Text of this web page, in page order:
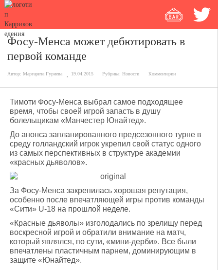
Фосу-Менса может дебютировать в
первой команде
Автор: Маргарита Гуриева 19.04.2015 Рубрика: Новости Комментарии
Тимоти Фосу-Менса выбрал самое подходящее
время, чтобы своей игрой запасть в душу
болельщикам «Манчестер Юнайтед».
До анонса запланированного предсезонного турне в
среду голландский игрок укрепил свой статус одного
из самых перспективных в структуре академии
«красных дьяволов».
За Фосу-Менса закрепилась хорошая репутация,
особенно после впечатляющей игры против команды
«Сити» U-18 на прошлой неделе.
«Красные дьяволы» изголодались по зрелищу перед
воскресной игрой и обратили внимание на матч,
который являлся, по сути, «мини-дерби». Все были
впечатлены пластичным парнем, доминирующим в
защите «Юнайтед».